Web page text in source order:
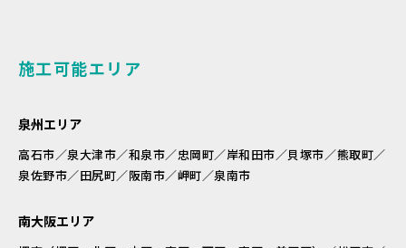
施工可能エリア
泉州エリア
高石市／泉大津市／和泉市／忠岡町／岸和田市／貝塚市／熊取町／
泉佐野市／田尻町／阪南市／岬町／泉南市
南大阪エリア